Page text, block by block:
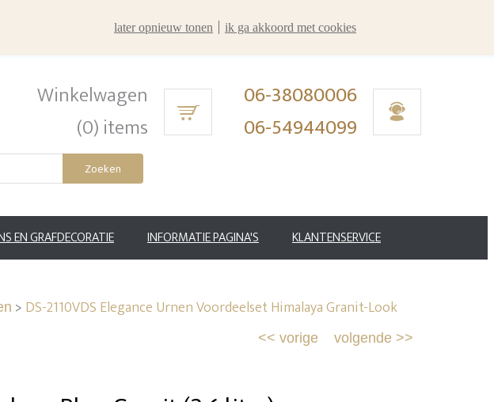
Winkelwagen
(0) items
06-38080006
06-54944099
Zoeken
EN GRAFDECORATIE INFORMATIE PAGINA'S KLANTENSERVICE
> DS-2110VDS Elegance Urnen Voordeelset Himalaya Granit-Look
volgende >>
<< vorige
later opnieuw tonen
ik ga akkoord met cookies